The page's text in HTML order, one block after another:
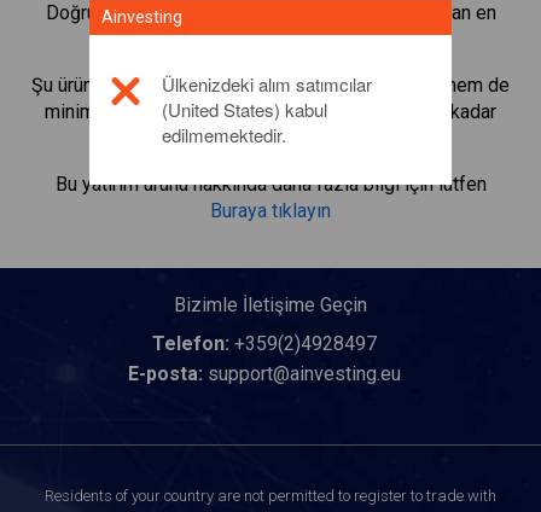
Doğrudan CFD alım satım platformumuzda bulunan en
popüler Tahvillere anında erişin.
Şu ürünlerin CFD'lerini alıp satmaya başlayın:
hem de
minimum sürdürme marjı, en iyi yürütme, 1:200'e kadar
kaldıraç ile.
Bu yatırım ürünü hakkında daha fazla bilgi için lütfen
Buraya tıklayın
Bizimle İletişime Geçin
Telefon: +359(2)4928497
E-posta: support@ainvesting.eu
Residents of your country are not permitted to register to trade with
Ainvesting
Ülkenizdeki alım satımcılar
(United States) kabul
edilmemektedir.